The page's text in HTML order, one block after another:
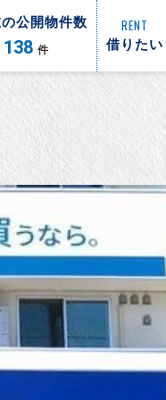
公開物件数
138 件
RENT
借りたい